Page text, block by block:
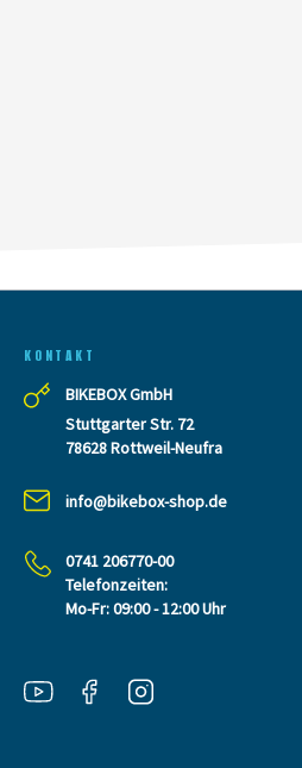
KONTAKT
BIKEBOX GmbH
Stuttgarter Str. 72
78628 Rottweil-Neufra
info@bikebox-shop.de
0741 206770-00
Telefonzeiten:
Mo-Fr: 09:00 - 12:00 Uhr